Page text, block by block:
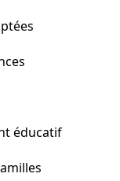
éducatif